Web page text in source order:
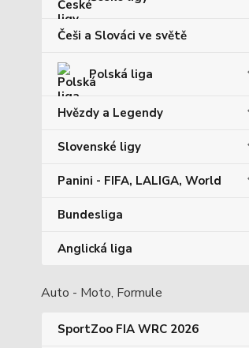
Češi a Slováci ve světě
Polská liga
Hvězdy a Legendy
Slovenské ligy
Panini - FIFA, LALIGA, World
Bundesliga
Anglická liga
Auto - Moto, Formule
SportZoo FIA WRC 2026